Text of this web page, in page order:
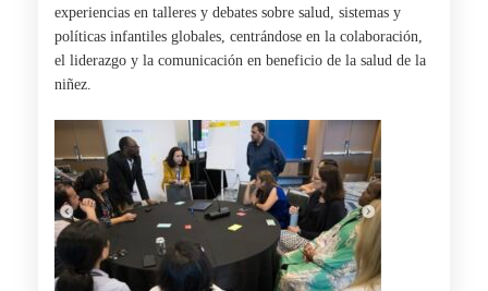
experiencias en talleres y debates sobre salud, sistemas y
políticas infantiles globales, centrándose en la colaboración,
el liderazgo y la comunicación en beneficio de la salud de la
niñez.